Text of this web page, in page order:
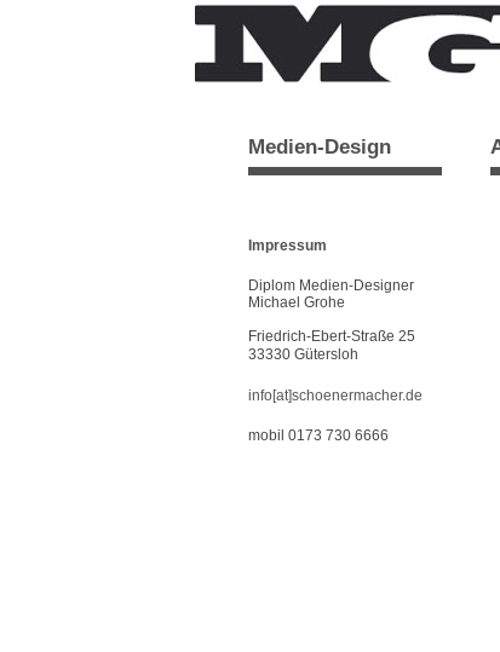
Medien-Design
Impressum
Diplom Medien-Designer
Michael Grohe
Friedrich-Ebert-Straße 25
33330 Gütersloh
info[at]schoenermacher.de
mobil 0173 730 6666